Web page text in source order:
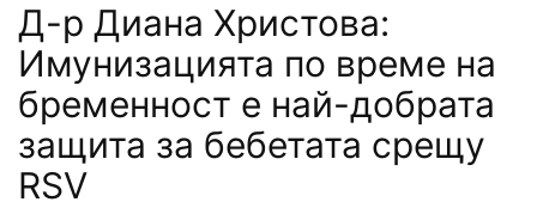
Д-р Диана Христова:
Имунизацията по време на
бременност е най-добрата
защита за бебетата срещу
RSV